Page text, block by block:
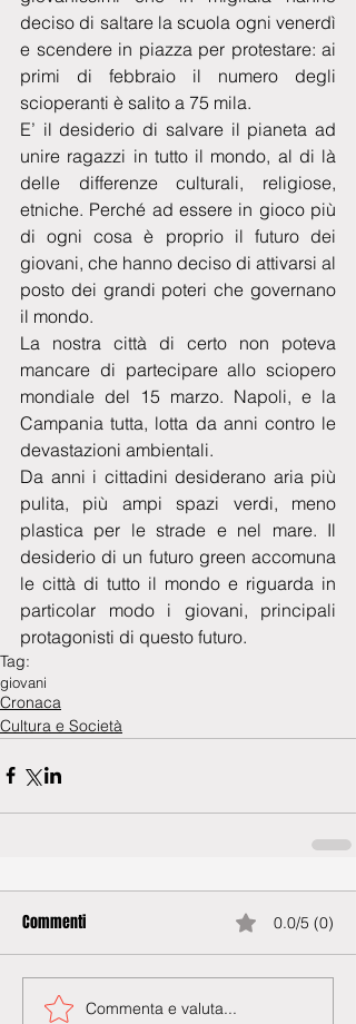
deciso di saltare la scuola ogni venerdì
e scendere in piazza per protestare: ai
primi di febbraio il numero degli
scioperanti è salito a 75 mila.
E’ il desiderio di salvare il pianeta ad
unire ragazzi in tutto il mondo, al di là
delle differenze culturali, religiose,
etniche. Perché ad essere in gioco più
di ogni cosa è proprio il futuro dei
giovani, che hanno deciso di attivarsi al
posto dei grandi poteri che governano
il mondo.
La nostra città di certo non poteva
mancare di partecipare allo sciopero
mondiale del 15 marzo. Napoli, e la
Campania tutta, lotta da anni contro le
devastazioni ambientali.
Da anni i cittadini desiderano aria più
pulita, più ampi spazi verdi, meno
plastica per le strade e nel mare. Il
desiderio di un futuro green accomuna
le città di tutto il mondo e riguarda in
particolar modo i giovani, principali
protagonisti di questo futuro.
Tag:
giovani
Cronaca
Cultura e Società
Commenti 0.0/5 (0)
Commenta e valuta...